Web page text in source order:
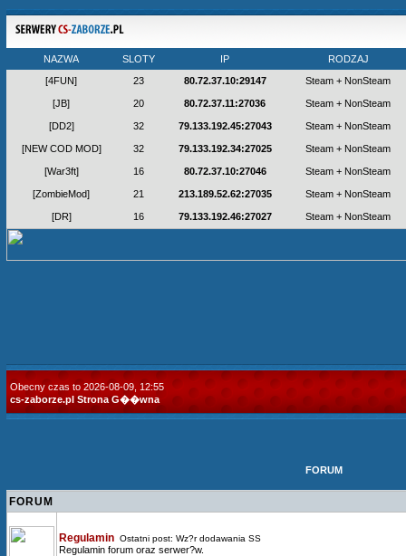
NAZWA SLOTY IP
RODZAJ
[4FUN]
23 80.72.37.10:29147 Steam + NonSteam
[JB] 20 80.72.37.11:27036 Steam + NonSteam
[DD2] 32 79.133.192.45:27043 Steam + NonSteam
[NEW COD MOD] 32 79.133.192.34:27025 Steam + NonSteam
[War3ft] 16 80.72.37.10:27046 Steam + NonSteam
[ZombieMod] 21 213.189.52.62:27035 Steam + NonSteam
[DR] 16 79.133.192.46:27027 Steam + NonSteam
Obecny czas to 2026-08-09, 12:55
cs-zaborze.pl Strona G��wna
FORUM
FORUM
Regulamin Ostatni post: Wz?r dodawania SS
Regulamin forum oraz serwer?w.